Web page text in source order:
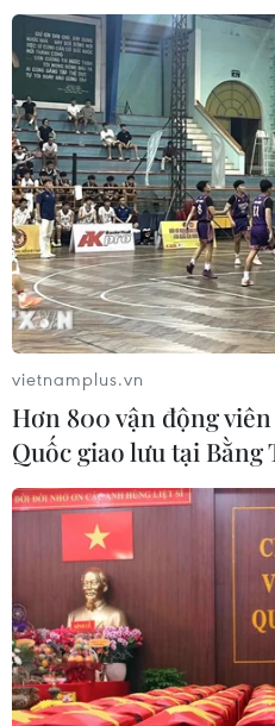
TIN CÙNG CHUYÊN
Nga sẵn sàng mở
phán Ukraine nhưng ra
an ninh
10/08/2026 16:12
Tấn công gây nhiều
Nga và Ukraine
10/08/2026 10:29
vietnamplus.vn
Hơn 800 vận động
Quốc giao lưu tại Bằng